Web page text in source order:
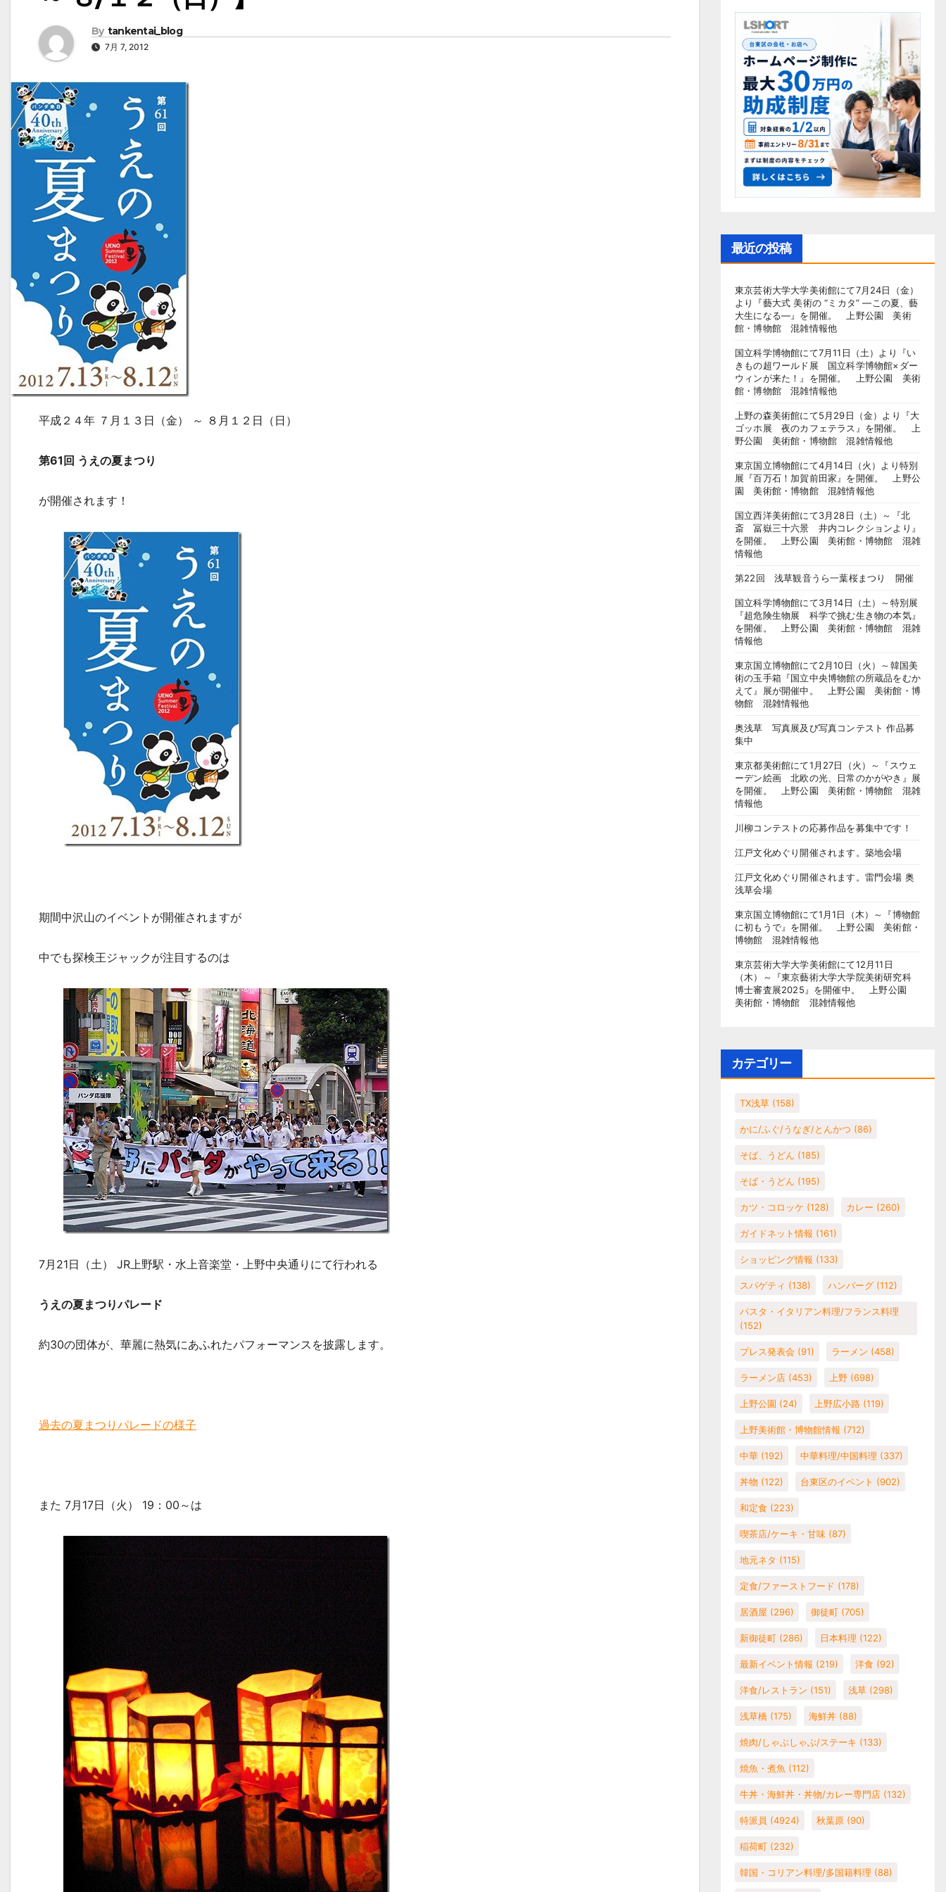
By tankentai_blog
7月 7, 2012
平成２４年 ７月１３日（金） ～ ８月１２日（日）
第61回 うえの夏まつり
が開催されます！
期間中沢山のイベントが開催されますが
中でも探検王ジャックが注目するのは
7月21日（土） JR上野駅・水上音楽堂・上野中央通りにて行われる
うえの夏まつりパレード
約30の団体が、華麗に熱気にあふれたパフォーマンスを披露します。
過去の夏まつりパレードの様子
また 7月17日（火） 19：00～は
最近の投稿
東京芸術大学大学美術館にて7月24日（金）
より『藝大式 美術の “ミカタ” ―この夏、藝
大生になる―』を開催。 上野公園 美術
館・博物館 混雑情報他
国立科学博物館にて7月11日（土）より『い
きもの超ワールド展 国立科学博物館×ダー
ウィンが来た！』を開催。 上野公園 美術
館・博物館 混雑情報他
上野の森美術館にて5月29日（金）より『大
ゴッホ展 夜のカフェテラス』を開催。 上
野公園 美術館・博物館 混雑情報他
東京国立博物館にて4月14日（火）より特別
展『百万石！加賀前田家』を開催。 上野公
園 美術館・博物館 混雑情報他
国立西洋美術館にて3月28日（土）～『北
斎 冨嶽三十六景 井内コレクションより』
を開催。 上野公園 美術館・博物館 混雑
情報他
第22回 浅草観音うら一葉桜まつり 開催
国立科学博物館にて3月14日（土）～特別展
『超危険生物展 科学で挑む生き物の本気』
を開催。 上野公園 美術館・博物館 混雑
情報他
東京国立博物館にて2月10日（火）～韓国美
術の玉手箱『国立中央博物館の所蔵品をむか
えて』展が開催中。 上野公園 美術館・博
物館 混雑情報他
奥浅草 写真展及び写真コンテスト 作品募
集中
東京都美術館にて1月27日（火）～『スウェ
ーデン絵画 北欧の光、日常のかがやき』展
を開催。 上野公園 美術館・博物館 混雑
情報他
川柳コンテストの応募作品を募集中です！
江戸文化めぐり開催されます。築地会場
江戸文化めぐり開催されます。雷門会場 奥
浅草会場
東京国立博物館にて1月1日（木）～『博物館
に初もうで』を開催。 上野公園 美術館・
博物館 混雑情報他
東京芸術大学大学美術館にて12月11日
（木）～『東京藝術大学大学院美術研究科
博士審査展2025』を開催中。 上野公園
美術館・博物館 混雑情報他
カテゴリー
TX浅草 (158)
かに/ふぐ/うなぎ/とんかつ (86)
そば、うどん (185)
そば・うどん (195)
カツ・コロッケ (128) カレー (260)
ガイドネット情報 (161)
ショッピング情報 (133)
スパゲティ (138) ハンバーグ (112)
パスタ・イタリアン料理/フランス料理
(152)
プレス発表会 (91) ラーメン (458)
ラーメン店 (453) 上野 (698)
上野公園 (24) 上野広小路 (119)
上野美術館・博物館情報 (712)
中華 (192) 中華料理/中国料理 (337)
丼物 (122) 台東区のイベント (902)
和定食 (223)
喫茶店/ケーキ・甘味 (87)
地元ネタ (115)
定食/ファーストフード (178)
居酒屋 (296) 御徒町 (705)
新御徒町 (286) 日本料理 (122)
最新イベント情報 (219) 洋食 (92)
洋食/レストラン (151) 浅草 (298)
浅草橋 (175) 海鮮丼 (88)
焼肉/しゃぶしゃぶ/ステーキ (133)
焼魚・煮魚 (112)
牛丼・海鮮丼・丼物/カレー専門店 (132)
特派員 (4924) 秋葉原 (90)
稲荷町 (232)
韓国・コリアン料理/多国籍料理 (88)